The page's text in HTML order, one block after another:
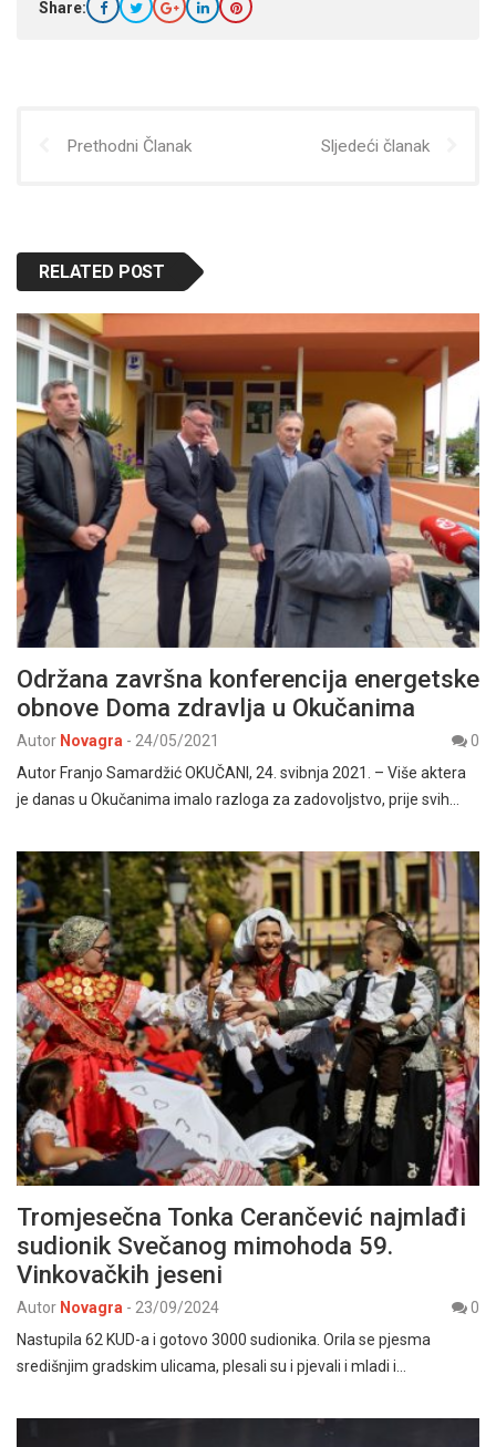
Share:
Prethodni Članak Sljedeći članak
RELATED POST
Održana završna konferencija energetske
obnove Doma zdravlja u Okučanima
Autor Novagra - 24/05/2021
0
Autor Franjo Samardžić OKUČANI, 24. svibnja 2021. – Više aktera
je danas u Okučanima imalo razloga za zadovoljstvo, prije svih…
Tromjesečna Tonka Cerančević najmlađi
sudionik Svečanog mimohoda 59.
Vinkovačkih jeseni
Autor Novagra - 23/09/2024
0
Nastupila 62 KUD-a i gotovo 3000 sudionika. Orila se pjesma
središnjim gradskim ulicama, plesali su i pjevali i mladi i…